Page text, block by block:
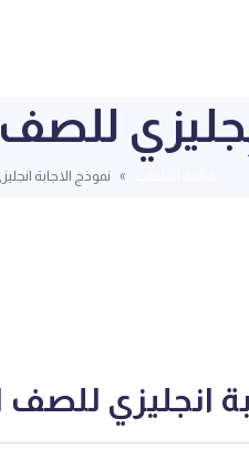
للصف
نموذج الاجابة انجليزي
انجليزي للصف